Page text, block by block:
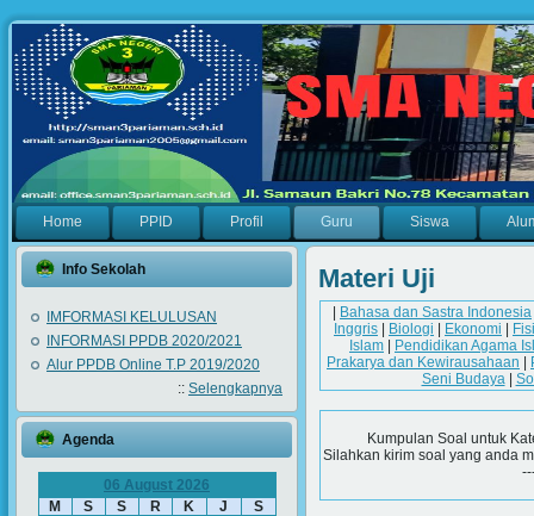
Home PPID Profil Guru Siswa
Info Sekolah
IMFORMASI KELULUSAN
INFORMASI PPDB 2020/2021
Alur PPDB Online T.P 2019/2020
:: Selengkapnya
Agenda
06 August 2026
M
S S R K J S
Materi Uji
| Bahasa dan Sastra Indonesia
Inggris | Biologi | Ekonomi |
Islam | Pendidikan Agama
Prakarya dan Kewirausahaan |
Seni Budaya |
Kumpulan Soal untuk
Silahkan kirim soal yang anda